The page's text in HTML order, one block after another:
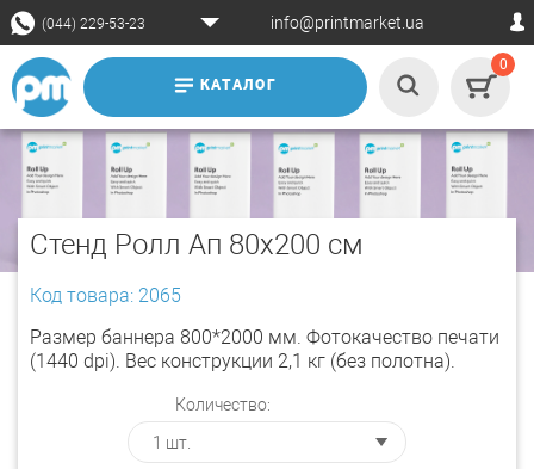
(044) 229-53-23 info@printmarket.ua
КАТАЛОГ
0
Стенд Ролл Ап 80х200 см
Код товара: 2065
Размер баннера 800*2000 мм. Фотокачество печати
(1440 dpi). Вес конструкции 2,1 кг (без полотна).
Количество: